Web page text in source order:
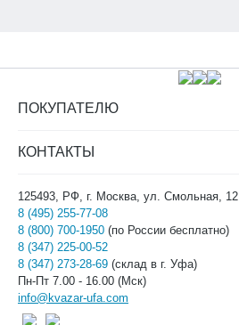
ПОКУПАТЕЛЮ
КОНТАКТЫ
125493, РФ, г. Москва, ул. Смольная, 12
8 (495) 255-77-08
8 (800) 700-1950 (по России бесплатно)
8 (347) 225-00-52
8 (347) 273-28-69 (склад в г. Уфа)
Пн-Пт 7.00 - 16.00 (Мск)
info@kvazar-ufa.com